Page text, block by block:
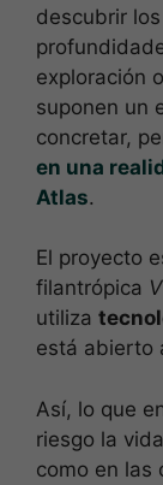
descubrir
exploración
suponen un
concretar,
en una
Atlas.
El proyecto
filantrópica
utiliza
está abierto
Así, lo que
riesgo la
como en las